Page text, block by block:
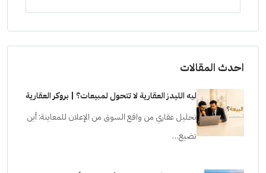
احدث المقالات
ليه الليدز العقارية لا تتحول لمبيعات؟ | بروكر العقارية
تحليل عقاري من واقع السوق من الإعلان للمعاينة: أين
تضيع…